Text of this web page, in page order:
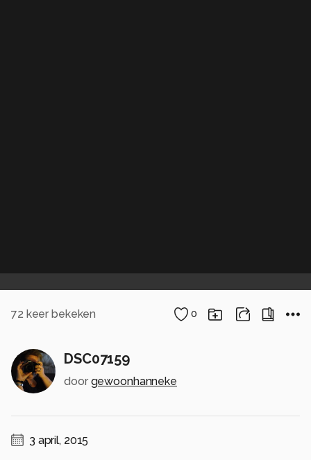
72 keer bekeken 0
DSC07159
door gewoonhanneke
3 april, 2015